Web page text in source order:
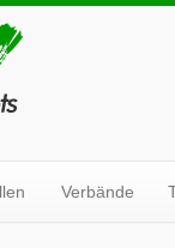
Verbände